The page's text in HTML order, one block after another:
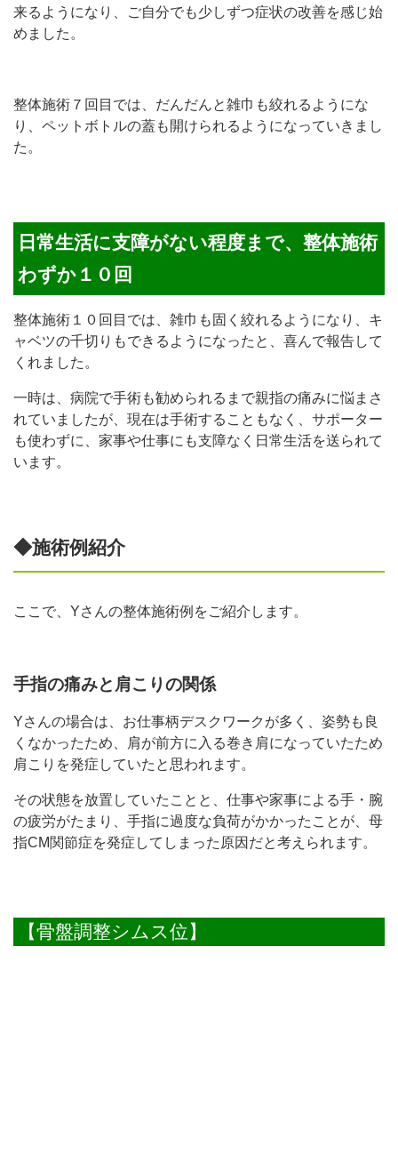
来るようになり、ご自分でも少しずつ症状の改善を感じ始
めました。
整体施術７回目では、だんだんと雑巾も絞れるようにな
り、ペットボトルの蓋も開けられるようになっていきまし
た。
日常生活に支障がない程度まで、整体施術
わずか１０回
整体施術１０回目では、雑巾も固く絞れるようになり、キ
ャベツの千切りもできるようになったと、喜んで報告して
くれました。
一時は、病院で手術も勧められるまで親指の痛みに悩まさ
れていましたが、現在は手術することもなく、サポーター
も使わずに、家事や仕事にも支障なく日常生活を送られて
います。
◆施術例紹介
ここで、Yさんの整体施術例をご紹介します。
手指の痛みと肩こりの関係
Yさんの場合は、お仕事柄デスクワークが多く、姿勢も良
くなかったため、肩が前方に入る巻き肩になっていたため
肩こりを発症していたと思われます。
その状態を放置していたことと、仕事や家事による手・腕
の疲労がたまり、手指に過度な負荷がかかったことが、母
指CM関節症を発症してしまった原因だと考えられます。
【骨盤調整シムス位】